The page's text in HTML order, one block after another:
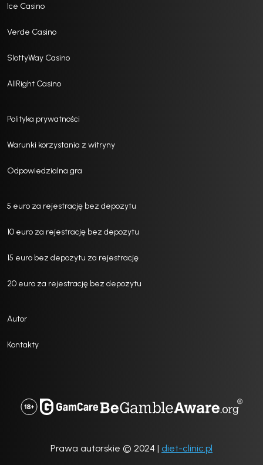
Ice Casino
Verde Casino
SlottyWay Casino
AllRight Casino
Polityka prywatności
Warunki korzystania z witryny
Odpowiedzialna gra
5 euro za rejestrację bez depozytu
10 euro za rejestrację bez depozytu
15 euro bez depozytu za rejestrację
20 euro za rejestrację bez depozytu
Autor
Kontakty
Prawa autorskie © 2024 | diet-clinic.pl